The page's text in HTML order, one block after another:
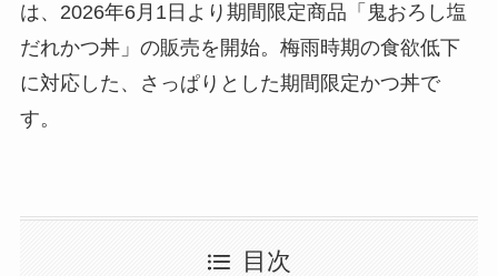
は、2026年6月1日より期間限定商品「鬼おろし塩
だれかつ丼」の販売を開始。梅雨時期の食欲低下
に対応した、さっぱりとした期間限定かつ丼で
す。
目次